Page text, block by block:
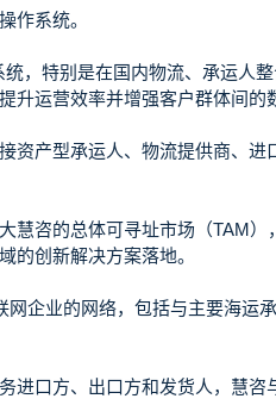
作系统。
，特别是在国内物流、承运人
运营效率并增强客户群体间的
资产型承运人、物流提供商、进
慧咨的总体可寻址市场（TAM
的创新解决方案落地。
企业的网络，包括与主要海运
进口方、出口方和发货人，慧咨